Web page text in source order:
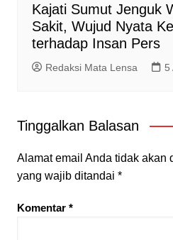
Kajati Sumut Jenguk
Sakit, Wujud Nyata
terhadap Insan Pers
Redaksi Mata Lensa 5
Tinggalkan Balasan
Alamat email Anda tidak akan
yang wajib ditandai *
Komentar *